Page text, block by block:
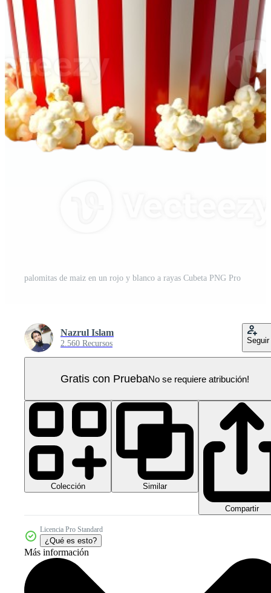
palomitas de maiz en un rojo y blanco a rayas Cubeta PNG Pro
Nazrul Islam
2.560 Recursos Seguir
Gratis con PruebaNo se requiere atribución!
Colección Similar
Compartir
Licencia Pro Standard
¿Qué es esto?
Más información